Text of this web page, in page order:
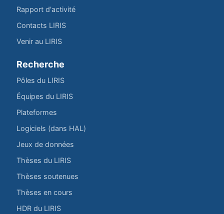
Rapport d'activité
Contacts LIRIS
Venir au LIRIS
Recherche
Pôles du LIRIS
Équipes du LIRIS
Plateformes
Logiciels (dans HAL)
Jeux de données
Thèses du LIRIS
Thèses soutenues
Thèses en cours
HDR du LIRIS